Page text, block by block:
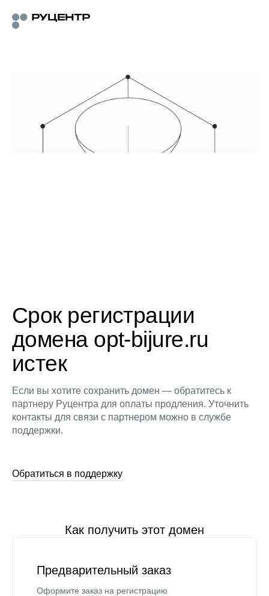
Срок регистрации
домена opt-bijure.ru
истек
Если вы хотите сохранить домен — обратитесь к
партнеру Руцентра для оплаты продления. Уточнить
контакты для связи с партнером можно в службе
поддержки.
Обратиться в поддержку
Как получить этот домен
Предварительный заказ
Оформите заказ на регистрацию